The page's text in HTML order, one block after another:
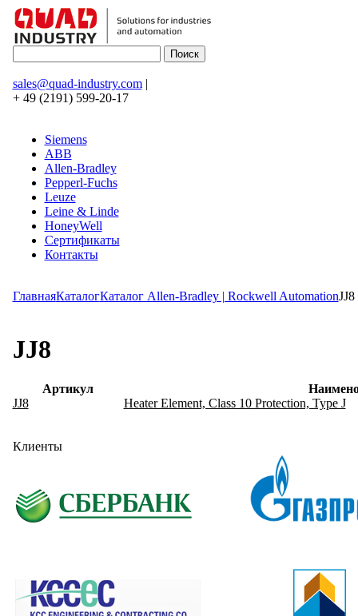
sales@quad-industry.com|
+ 49 (2191) 599-20-17
Siemens
ABB
Allen-Bradley
Pepperl-Fuchs
Leuze
Leine & Linde
HoneyWell
Сертификаты
Контакты
ГлавнаяКаталогКаталог Allen-Bradley | Rockwell AutomationJJ8
JJ8
Артикул
JJ8
Heater Element, Class 10 Protection, Type J
Клиенты